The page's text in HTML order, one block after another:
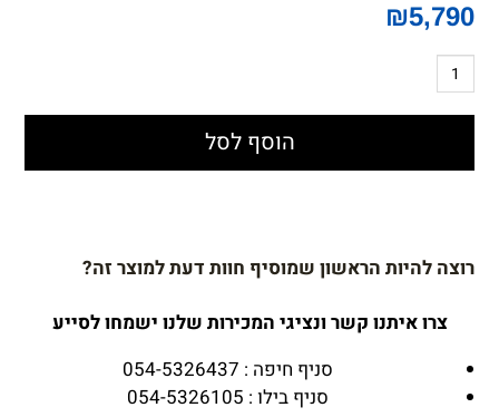
₪5,790
הוסף לסל
רוצה להיות הראשון שמוסיף חוות דעת למוצר זה?
צרו איתנו קשר ונציגי המכירות שלנו ישמחו לסייע
סניף חיפה : 054-5326437
סניף בילו : 054-5326105